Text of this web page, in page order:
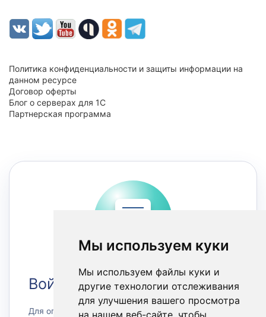
Мы используем куки
Мы используем файлы куки и
другие технологии отслеживания
для улучшения вашего просмотра
на нашем веб-сайте, чтобы
Политика конфиденциальности и защиты информации на
данном ресурсе
Договор оферты
Блог о серверах для 1С
Партнерская программа
Войти в Личный кабинет
Для оплаты счетов или заказа сервера, а также